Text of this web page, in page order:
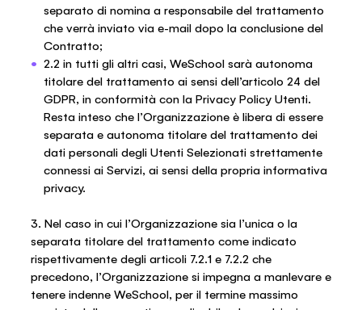
separato di nomina a responsabile del trattamento
che verrà inviato via e-mail dopo la conclusione del
Contratto;
2.2 in tutti gli altri casi, WeSchool sarà autonoma
titolare del trattamento ai sensi dell’articolo 24 del
GDPR, in conformità con la Privacy Policy Utenti.
Resta inteso che l’Organizzazione è libera di essere
separata e autonoma titolare del trattamento dei
dati personali degli Utenti Selezionati strettamente
connessi ai Servizi, ai sensi della propria informativa
privacy.
3. Nel caso in cui l’Organizzazione sia l’unica o la
separata titolare del trattamento come indicato
rispettivamente degli articoli 7.2.1 e 7.2.2 che
precedono, l’Organizzazione si impegna a manlevare e
tenere indenne WeSchool, per il termine massimo